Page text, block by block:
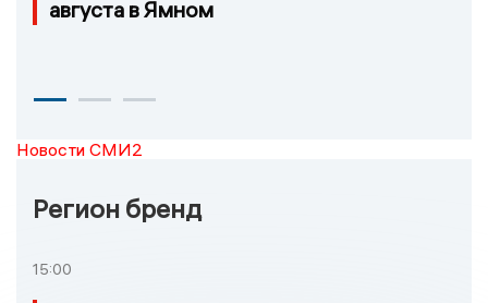
августа в Ямном
Новости СМИ2
Регион бренд
15:00